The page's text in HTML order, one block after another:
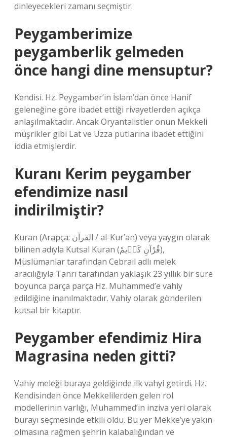
dinleyecekleri zamanı seçmiştir.
Peygamberimize
peygamberlik gelmeden
önce hangi dine mensuptur?
Kendisi. Hz. Peygamber’in İslam’dan önce Hanif
geleneğine göre ibadet ettiği rivayetlerden açıkça
anlaşılmaktadır. Ancak Oryantalistler onun Mekkeli
müşrikler gibi Lat ve Uzza putlarına ibadet ettiğini
iddia etmişlerdir.
Kuranı Kerim peygamber
efendimize nasıl
indirilmiştir?
Kuran (Arapça: القرآن / al-Kur’an) veya yaygın olarak
bilinen adıyla Kutsal Kuran (قُرْآنِ کَرٖیمْ),
Müslümanlar tarafından Cebrail adlı melek
aracılığıyla Tanrı tarafından yaklaşık 23 yıllık bir süre
boyunca parça parça Hz. Muhammed’e vahiy
edildiğine inanılmaktadır. Vahiy olarak gönderilen
kutsal bir kitaptır.
Peygamber efendimiz Hira
Magrasina neden gitti?
Vahiy meleği buraya geldiğinde ilk vahyi getirdi. Hz.
Kendisinden önce Mekkelilerden gelen rol
modellerinin varlığı, Muhammed’in inziva yeri olarak
burayı seçmesinde etkili oldu. Bu yer Mekke’ye yakın
olmasına rağmen şehrin kalabalığından ve